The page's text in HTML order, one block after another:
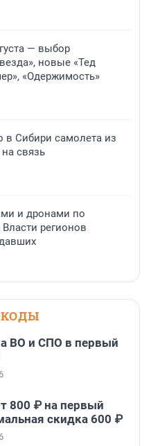
— выбор
новые «Тед
«Одержимость»
в Сибири самолета из
связь
и дронами по
регионов
ВО и СПО в первый
800 ₽ на первый
скидка 600 ₽